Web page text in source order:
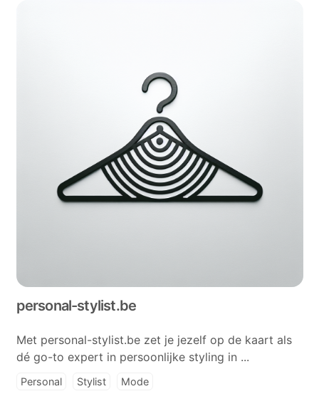
personal-stylist.be
Met personal-stylist.be zet je jezelf op de kaart als
dé go-to expert in persoonlijke styling in ...
Personal Stylist Mode